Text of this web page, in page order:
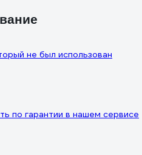
не был использован
по гарантии в нашем сервисе